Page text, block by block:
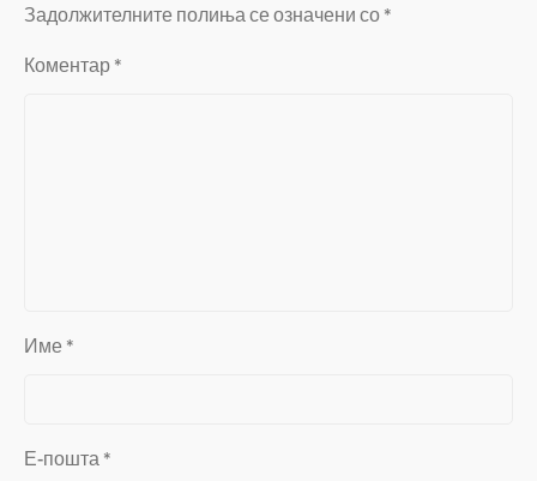
Задолжителните полиња се означени со *
Коментар *
Име *
Е-пошта *